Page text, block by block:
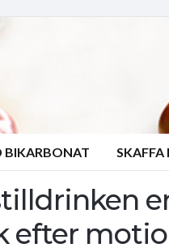
BIKARBONAT
efter